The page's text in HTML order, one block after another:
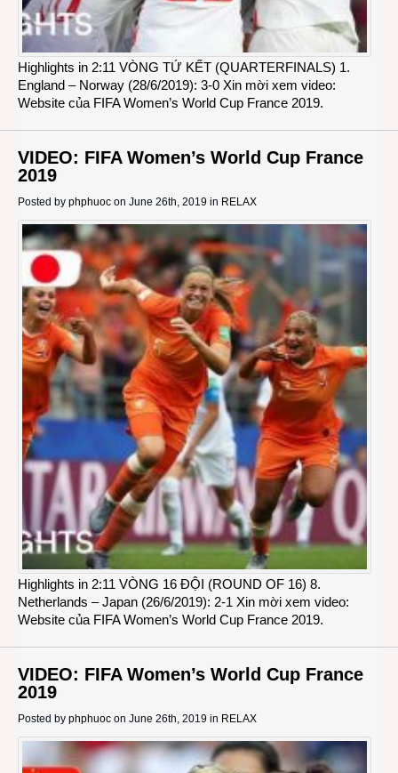
Highlights in 2:11 VÒNG TỨ KẾT (QUARTERFINALS) 1.
England – Norway (28/6/2019): 3-0 Xin mời xem video:
Website của FIFA Women’s World Cup France 2019.
VIDEO: FIFA Women’s World Cup France
2019
Posted by phphuoc on June 26th, 2019 in RELAX
Highlights in 2:11 VÒNG 16 ĐỘI (ROUND OF 16) 8.
Netherlands – Japan (26/6/2019): 2-1 Xin mời xem video:
Website của FIFA Women’s World Cup France 2019.
VIDEO: FIFA Women’s World Cup France
2019
Posted by phphuoc on June 26th, 2019 in RELAX